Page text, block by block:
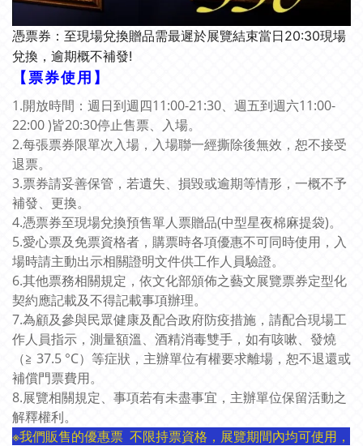
憑票券：至現場兌換贈品需最遲於展覽結束當日20:30現場
兌換，逾期概不補發!
【票券使用】
1.開放時間：週日到週四11:00-21:30、週五到週六11:00-
22:00 )皆20:30停止售票、入場。
2.每張票券限單次入場，入場聯一經撕除後無效，恕不接受
退票。
3.票券請妥善保管，若遺失、損毀或逾期等情形，一概不予
補發、更換。
4.憑票券至現場兌換預售單人票贈品(中型星夜棉麻提袋)。
5.愛心票及免票資格者，購票時各項優惠不可同時使用，入
場時請主動出示相關證明文件供工作人員驗證。
6.其他票務相關規定，依文化部頒佈之藝文展覽票券定型化
契約應記載及不得記載事項辦理。
7.為顧及參與民眾健康及配合政府防疫措施，請配合現場工
作人員指示，測量額溫、酒精消毒雙手，如有咳嗽、發燒
（≧ 37.5 °C）等症狀，主辦單位有權要求離場，恕不退還或
補償門票費用。
8.展覽相關規定、事項若有未盡事宜，主辦單位保留活動之
解釋權利。
※我們販售的優惠票 不限持票資格，展覽期間內均可使用，